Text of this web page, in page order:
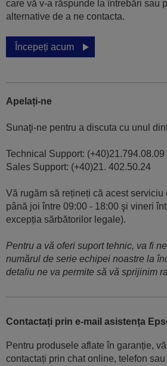
care vă v-a răspunde la întrebări sau
alternative de a ne contacta.
Începeți acum
Apelați-ne
Sunaţi-ne pentru a discuta cu unul
Technical Support: (+40)21.794.08.09
Sales Support: (+40)21. 402.50.24
Vă rugăm să rețineți că acest
până joi între 09:00 - 18:00 şi vineri
excepția sărbătorilor legale).
Pentru a vă oferi suport tehnic, va fi
numărul de serie echipei noastre la
detaliu ne va permite să vă sprijinim
Contactați prin e-mail asistența
Pentru produsele aflate în garanție,
contactați prin chat online, telefon